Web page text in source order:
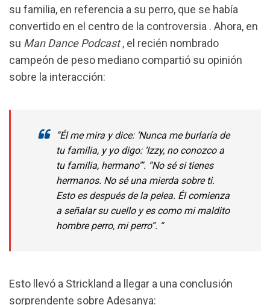
su familia, en referencia a su perro, que se había
convertido en el centro de la controversia . Ahora, en
su Man Dance Podcast, el recién nombrado
campeón de peso mediano compartió su opinión
sobre la interacción:
“Él me mira y dice: ‘Nunca me burlaría de
tu familia, y yo digo: ‘Izzy, no conozco a
tu familia, hermano'”. “No sé si tienes
hermanos. No sé una mierda sobre ti.
Esto es después de la pelea. Él comienza
a señalar su cuello y es como mi maldito
hombre perro, mi perro”. “
Esto llevó a Strickland a llegar a una conclusión
sorprendente sobre Adesanya: